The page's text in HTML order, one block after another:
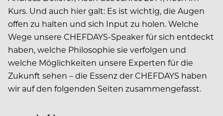
Kurs. Und auch hier galt: Es ist wichtig, die Augen
offen zu halten und sich Input zu holen. Welche
Wege unsere CHEFDAYS-Speaker für sich entdeckt
haben, welche Philosophie sie verfolgen und
welche Möglichkeiten unsere Experten für die
Zukunft sehen – die Essenz der CHEFDAYS haben
wir auf den folgenden Seiten zusammengefasst.